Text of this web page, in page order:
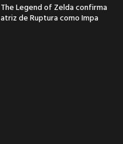
The Legend of Zelda confirma
atriz de Ruptura como Impa